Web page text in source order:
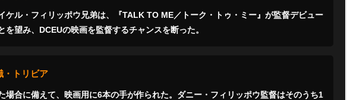
ケル・フィリッポウ兄弟は、『TALK TO ME／トーク・トゥ・ミー』が監督デビュー
を望み、DCEUの映画を監督するチャンスを断った。
・トリビア
場合に備えて、映画用に6本の手が作られた。ダニー・フィリッポウ監督はそのうち1